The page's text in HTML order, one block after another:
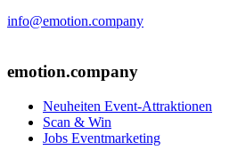
info@emotion.company
emotion.company
Neuheiten Event-Attraktionen
Scan & Win
Jobs Eventmarketing